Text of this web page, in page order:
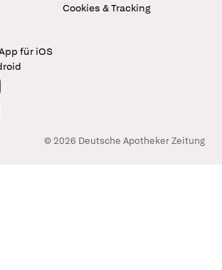
Cookies & Tracking
für iOS
© 2026 Deutsche Apotheker Zeitung